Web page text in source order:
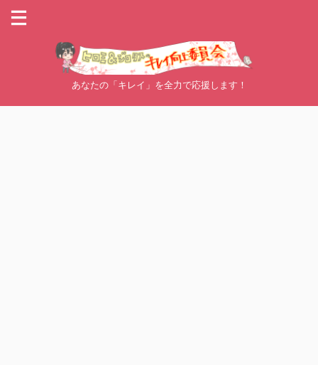
あなたの「キレイ」を全力で応援します！